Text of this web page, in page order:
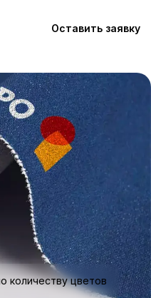
Оставить заявку
количеству цветов